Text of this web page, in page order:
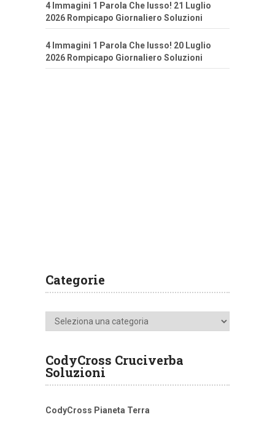
4 Immagini 1 Parola Che lusso! 21 Luglio
2026 Rompicapo Giornaliero Soluzioni
4 Immagini 1 Parola Che lusso! 20 Luglio
2026 Rompicapo Giornaliero Soluzioni
Categorie
Categorie
CodyCross Cruciverba
Soluzioni
CodyCross Pianeta Terra